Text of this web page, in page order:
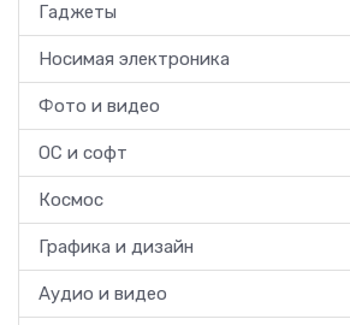
Гаджеты
Носимая электроника
Фото и видео
ОС и софт
Космос
Графика и дизайн
Аудио и видео